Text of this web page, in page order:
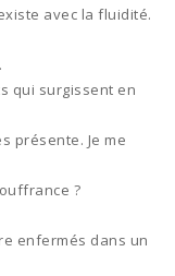
avec la fluidité.
qui surgissent en
présente. Je me
?
enfermés dans un